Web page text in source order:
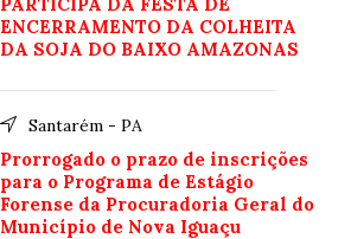
ENCERRAMENTO DA COLHEITA
DA SOJA DO BAIXO AMAZONAS
Santarém - PA
Prorrogado o prazo de inscrições
para o Programa de Estágio
Forense da Procuradoria Geral do
Município de Nova Iguaçu